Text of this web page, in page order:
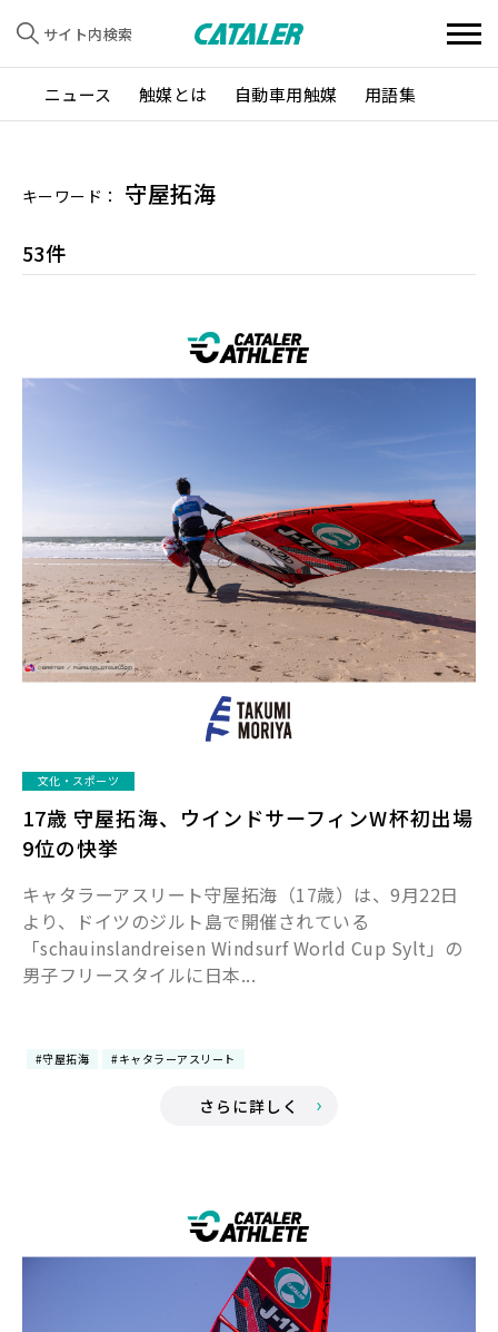
サイト内検索
ニュース 触媒とは 自動車用触媒 用語集
キーワード： 守屋拓海
53件
文化・スポーツ
17歳 守屋拓海、ウインドサーフィンW杯初出場
9位の快挙
キャタラーアスリート守屋拓海（17歳）は、9月22日
より、ドイツのジルト島で開催されている
「schauinslandreisen Windsurf World Cup Sylt」の
男子フリースタイルに日本...
#守屋拓海 #キャタラーアスリート
さらに詳しく